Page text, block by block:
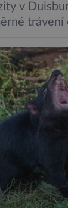
v
trávení
dalších
Němců,